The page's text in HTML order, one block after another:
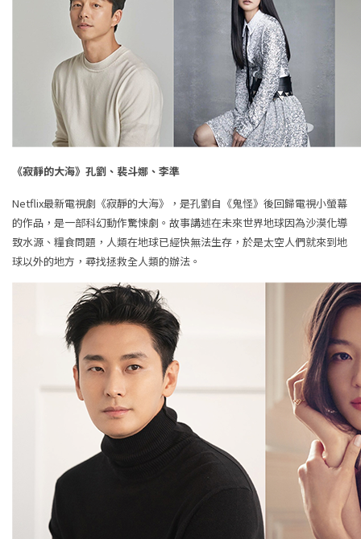
《寂靜的大海》孔劉、裴斗娜、李準
Netflix最新電視劇《寂靜的大海》，是孔劉自《鬼怪》後回歸電視小螢幕
的作品，是一部科幻動作驚悚劇。故事講述在未來世界地球因為沙漠化導
致水源、糧食問題，人類在地球已經快無法生存，於是太空人們就來到地
球以外的地方，尋找拯救全人類的辦法。